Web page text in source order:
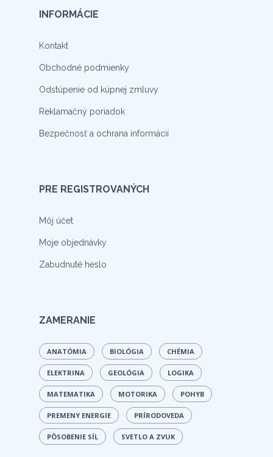
INFORMÁCIE
Kontakt
Obchodné podmienky
Odstúpenie od kúpnej zmluvy
Reklamačný poriadok
Bezpečnosť a ochrana informácií
PRE REGISTROVANÝCH
Môj účet
Moje objednávky
Zabudnuté heslo
ZAMERANIE
ANATÓMIA BIOLÓGIA CHÉMIA
ELEKTRINA GEOLÓGIA LOGIKA
MATEMATIKA MOTORIKA POHYB
PREMENY ENERGIE PRÍRODOVEDA
PÔSOBENIE SÍL SVETLO A ZVUK